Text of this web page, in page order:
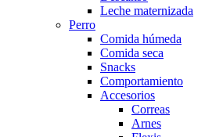
Leche maternizada
Perro
Comida húmeda
Comida seca
Snacks
Comportamiento
Accesorios
Correas
Arnes